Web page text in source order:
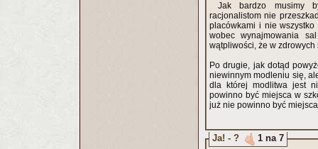
Jak bardzo musimy
racjonalistom nie
placówkami i nie
wobec wynajmowania
wątpliwości, że w zdrowych
Po drugie, jak dotąd
niewinnym modleniu się,
dla której modlitwa jest
powinno być miejsca w
już nie powinno być
Ja! - ? 1 na 7